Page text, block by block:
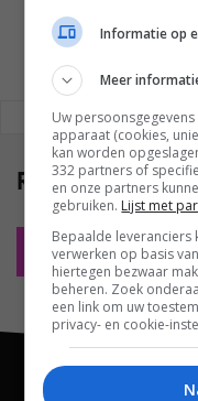
REAGEREN
Reacties(0)
Plaats reactie
Informatie op
Meer
Uw
apparaat (cookies,
kan worden
332 partners of
en onze partners
gebruiken. Lijst met
Bepaalde leveranciers
verwerken op basis
hiertegen bezwaar
beheren. Zoek
een link om uw
privacy- en cookie-